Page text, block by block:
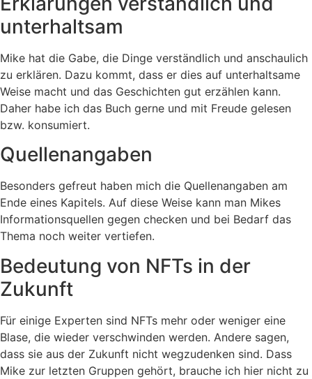
unterhaltsam
Mike hat die Gabe, die Dinge verständlich und anschaulich
zu erklären. Dazu kommt, dass er dies auf unterhaltsame
Weise macht und das Geschichten gut erzählen kann.
Daher habe ich das Buch gerne und mit Freude gelesen
bzw. konsumiert.
Quellenangaben
Besonders gefreut haben mich die Quellenangaben am
Ende eines Kapitels. Auf diese Weise kann man Mikes
Informationsquellen gegen checken und bei Bedarf das
Thema noch weiter vertiefen.
Bedeutung von NFTs in der
Zukunft
Für einige Experten sind NFTs mehr oder weniger eine
Blase, die wieder verschwinden werden. Andere sagen,
dass sie aus der Zukunft nicht wegzudenken sind. Dass
Mike zur letzten Gruppen gehört, brauche ich hier nicht zu